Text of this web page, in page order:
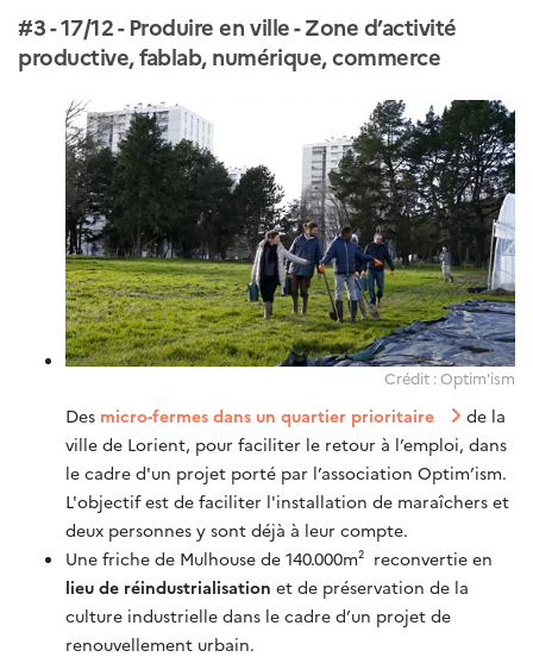
#3 - 17/12 - Produire en ville - Zone d’activité
productive, fablab, numérique, commerce
Crédit : Optim'ism
Des micro-fermes dans un quartier prioritaire
de la
ville de Lorient, pour faciliter le retour à l’emploi, dans
le cadre d'un projet porté par l’association Optim’ism.
L'objectif est de faciliter l'installation de maraîchers et
deux personnes y sont déjà à leur compte.
Une friche de Mulhouse de 140.000m² reconvertie en
lieu de réindustrialisation et de préservation de la
culture industrielle dans le cadre d’un projet de
renouvellement urbain.